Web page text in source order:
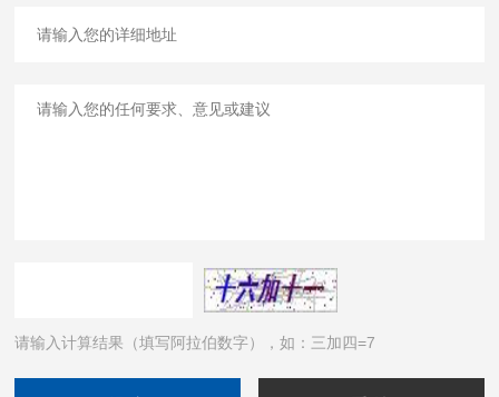
请输入计算结果（填写阿拉伯数字），如：三加四=7